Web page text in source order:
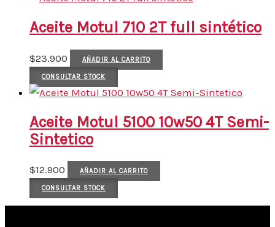
Aceite Motul 710 2T full sintético
$23.900 AÑADIR AL CARRITO
CONSULTAR STOCK
Aceite Motul 5100 10w50 4T Semi-
Sintetico
$12.900 AÑADIR AL CARRITO
CONSULTAR STOCK